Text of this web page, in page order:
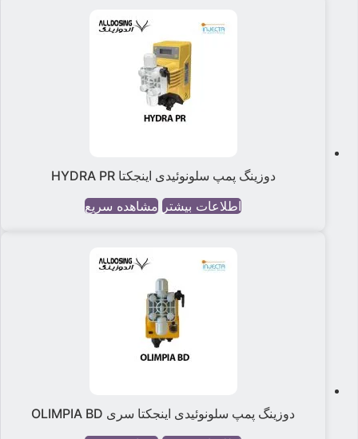
دوزینگ پمپ سلونوئیدی اینجکتا HYDRA PR
اطلاعات بیشتر مشاهده سریع
دوزینگ پمپ سلونوئیدی اینجکتا سری OLIMPIA BD